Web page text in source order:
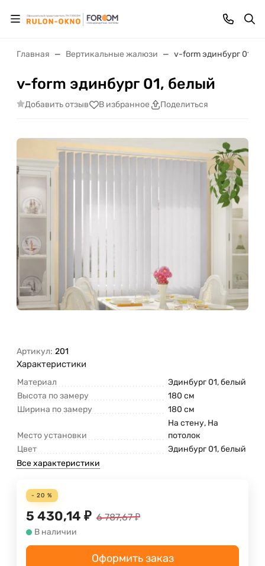
Главная Вертикальные жалюзи v-form эдинбург 01,
v-form эдинбург 01, белый
Добавить отзыв В избранное Поделиться
Артикул: 201
Характеристики
Материал
Эдинбург 01, белый
Высота по замеру
180 см
Ширина по замеру
180 см
Место установки
На стену, На
потолок
Цвет
Эдинбург 01, белый
Все характеристики
- 20 %
5 430,14 ₽ 6 787,67 ₽
В наличии
Оформить заказ